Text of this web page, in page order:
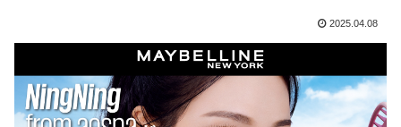
2025.04.08